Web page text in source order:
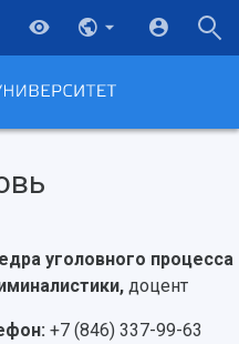
уголовного процесса
доцент
+7 (846) 337-99-63